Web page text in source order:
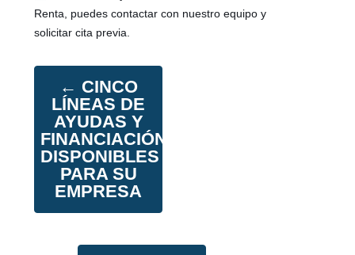
Renta, puedes contactar con nuestro equipo y
solicitar cita previa.
← CINCO
LÍNEAS DE
AYUDAS Y
FINANCIACIÓN
DISPONIBLES
PARA SU
EMPRESA